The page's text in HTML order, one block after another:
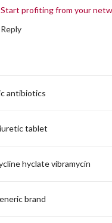
Start profiting from your
Reply
antibiotics
tablet
hyclate vibramycin
brand